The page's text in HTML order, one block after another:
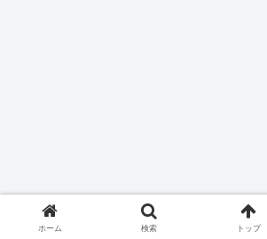
ホーム 検索 トップ